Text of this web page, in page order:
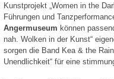
Kunstprojekt „Women in the
Führungen und
Angermuseum können
nah. Wolken in der Kunst“
sorgen die Band Kea & the
Unendlichkeit“ für eine